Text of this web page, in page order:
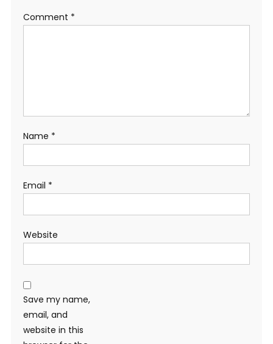
Comment *
Name *
Email *
Website
Save my name,
email, and
website in this